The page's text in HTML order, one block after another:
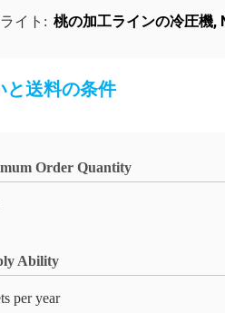
イト: 桃の加工ラインの冷圧機,
と送料の条件
Order Quantity
Ability
per year